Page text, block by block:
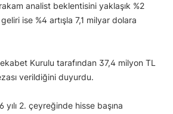
analist beklentisini yaklaşık %2
ise %4 artışla 7,1 milyar dolara
Kurulu tarafından 37,4 milyon TL
verildiğini duyurdu.
yılı 2. çeyreğinde hisse başına